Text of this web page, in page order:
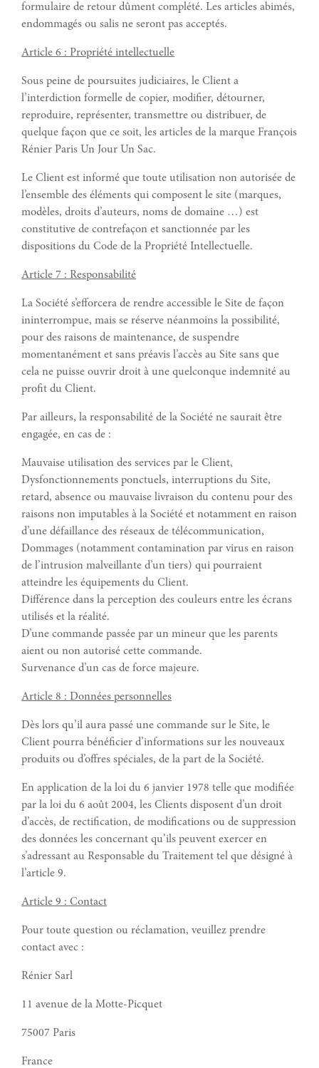
formulaire de retour dûment complété. Les articles abimés,
endommagés ou salis ne seront pas acceptés.
Article 6 : Propriété intellectuelle
Sous peine de poursuites judiciaires, le Client a
l’interdiction formelle de copier, modifier, détourner,
reproduire, représenter, transmettre ou distribuer, de
quelque façon que ce soit, les articles de la marque François
Rénier Paris Un Jour Un Sac.
Le Client est informé que toute utilisation non autorisée de
l’ensemble des éléments qui composent le site (marques,
modèles, droits d’auteurs, noms de domaine …) est
constitutive de contrefaçon et sanctionnée par les
dispositions du Code de la Propriété Intellectuelle.
Article 7 : Responsabilité
La Société s’efforcera de rendre accessible le Site de façon
ininterrompue, mais se réserve néanmoins la possibilité,
pour des raisons de maintenance, de suspendre
momentanément et sans préavis l’accès au Site sans que
cela ne puisse ouvrir droit à une quelconque indemnité au
profit du Client.
Par ailleurs, la responsabilité de la Société ne saurait être
engagée, en cas de :
Mauvaise utilisation des services par le Client,
Dysfonctionnements ponctuels, interruptions du Site,
retard, absence ou mauvaise livraison du contenu pour des
raisons non imputables à la Société et notamment en raison
d’une défaillance des réseaux de télécommunication,
Dommages (notamment contamination par virus en raison
de l’intrusion malveillante d’un tiers) qui pourraient
atteindre les équipements du Client.
Différence dans la perception des couleurs entre les écrans
utilisés et la réalité.
D’une commande passée par un mineur que les parents
aient ou non autorisé cette commande.
Survenance d’un cas de force majeure.
Article 8 : Données personnelles
Dès lors qu’il aura passé une commande sur le Site, le
Client pourra bénéficier d’informations sur les nouveaux
produits ou d’offres spéciales, de la part de la Société.
En application de la loi du 6 janvier 1978 telle que modifiée
par la loi du 6 août 2004, les Clients disposent d’un droit
d’accès, de rectification, de modifications ou de suppression
des données les concernant qu’ils peuvent exercer en
s’adressant au Responsable du Traitement tel que désigné à
l’article 9.
Article 9 : Contact
Pour toute question ou réclamation, veuillez prendre
contact avec :
Rénier Sarl
11 avenue de la Motte-Picquet
75007 Paris
France